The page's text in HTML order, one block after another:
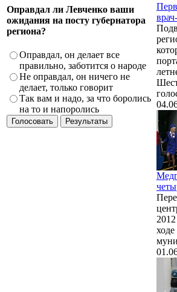
Оправдал ли Левченко ваши
ожидания на посту губернатора
региона?
Оправдал, он делает все
правильно, заботится о народе
Не оправдал, он ничего не
делает, только говорит
Так вам и надо, за что боролись
на то и напоролись